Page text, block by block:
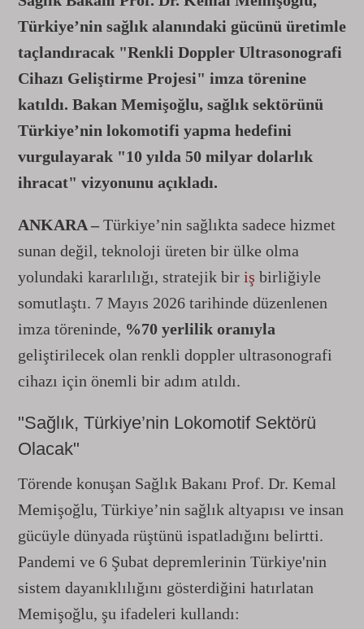
Türkiye’nin sağlık alanındaki gücünü üretimle
taçlandıracak "Renkli Doppler Ultrasonografi
Cihazı Geliştirme Projesi" imza törenine
katıldı. Bakan Memişoğlu, sağlık sektörünü
Türkiye’nin lokomotifi yapma hedefini
vurgulayarak "10 yılda 50 milyar dolarlık
ihracat" vizyonunu açıkladı.
ANKARA – Türkiye’nin sağlıkta sadece hizmet
sunan değil, teknoloji üreten bir ülke olma
yolundaki kararlılığı, stratejik bir iş birliğiyle
somutlaştı. 7 Mayıs 2026 tarihinde düzenlenen
imza töreninde, %70 yerlilik oranıyla
geliştirilecek olan renkli doppler ultrasonografi
cihazı için önemli bir adım atıldı.
"Sağlık, Türkiye’nin Lokomotif Sektörü
Olacak"
Törende konuşan Sağlık Bakanı Prof. Dr. Kemal
Memişoğlu, Türkiye’nin sağlık altyapısı ve insan
gücüyle dünyada rüştünü ispatladığını belirtti.
Pandemi ve 6 Şubat depremlerinin Türkiye'nin
sistem dayanıklılığını gösterdiğini hatırlatan
Memişoğlu, şu ifadeleri kullandı: